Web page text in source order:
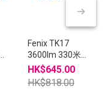
Fenix TK17
3600lm 330米
21700 戰術電筒
連 USB 21700
HK$645.00
HK$818.00